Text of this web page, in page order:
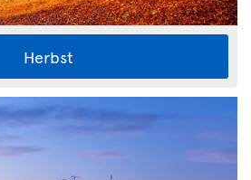
Herbst